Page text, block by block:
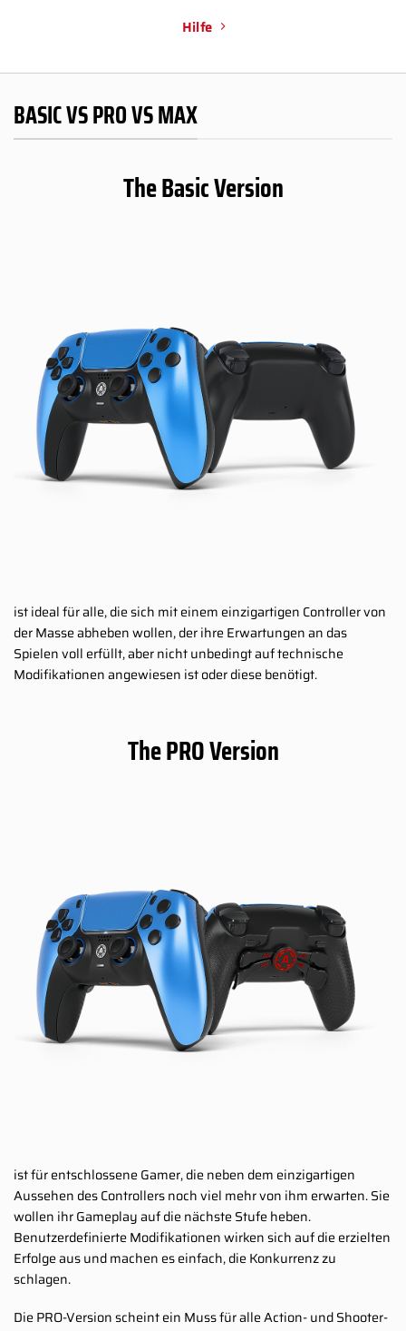
Hilfe
BASIC VS PRO VS MAX
The Basic Version
ist ideal für alle, die sich mit einem einzigartigen Controller von
der Masse abheben wollen, der ihre Erwartungen an das
Spielen voll erfüllt, aber nicht unbedingt auf technische
Modifikationen angewiesen ist oder diese benötigt.
The PRO Version
ist für entschlossene Gamer, die neben dem einzigartigen
Aussehen des Controllers noch viel mehr von ihm erwarten. Sie
wollen ihr Gameplay auf die nächste Stufe heben.
Benutzerdefinierte Modifikationen wirken sich auf die erzielten
Erfolge aus und machen es einfach, die Konkurrenz zu
schlagen.
Die PRO-Version scheint ein Muss für alle Action- und Shooter-